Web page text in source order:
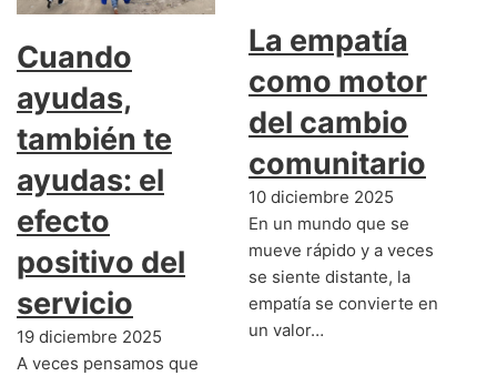
Cuando
ayudas,
también te
ayudas: el
efecto
positivo del
servicio
19 diciembre 2025
A veces pensamos que
La empatía
como motor
del cambio
comunitario
10 diciembre 2025
En un mundo que se
mueve rápido y a veces
se siente distante, la
empatía se convierte en
un valor…